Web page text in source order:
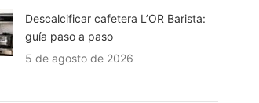
Descalcificar cafetera L’OR Barista:
guía paso a paso
5 de agosto de 2026